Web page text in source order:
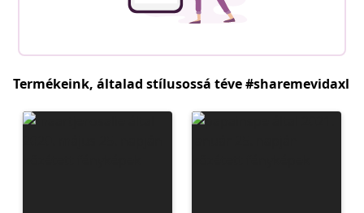
Termékeink, általad stílusossá téve #sharemevidaxl